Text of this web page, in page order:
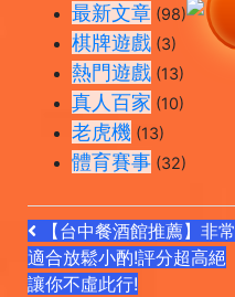
最新文章 (98)
棋牌遊戲 (3)
熱門遊戲 (13)
真人百家 (10)
老虎機 (13)
體育賽事 (32)
【台中餐酒館推薦】非常
適合放鬆小酌!評分超高絕
讓你不虛此行!